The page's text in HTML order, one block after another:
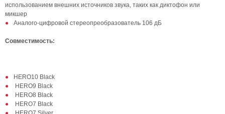
использованием внешних источников звука, таких как диктофон или
микшер
Аналого-цифровой стереопреобразователь 106 дБ
Совместимость:
HERO10 Black
HERO9 Black
HERO8 Black
HERO7 Black